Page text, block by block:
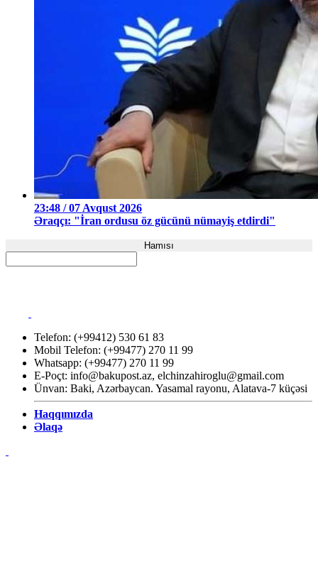
23:48 / 07 Avqust 2026
Əraqçı: "İran ordusu öz gücünü nümayiş etdirdi"
Hamısı
Telefon: (+99412) 530 61 83
Mobil Telefon: (+99477) 270 11 99
Whatsapp: (+99477) 270 11 99
E-Poçt: info@bakupost.az, elchinzahiroglu@gmail.com
Ünvan: Baki, Azərbaycan. Yasamal rayonu, Alatava-7 küçəsi
Haqqımızda
Əlaqə